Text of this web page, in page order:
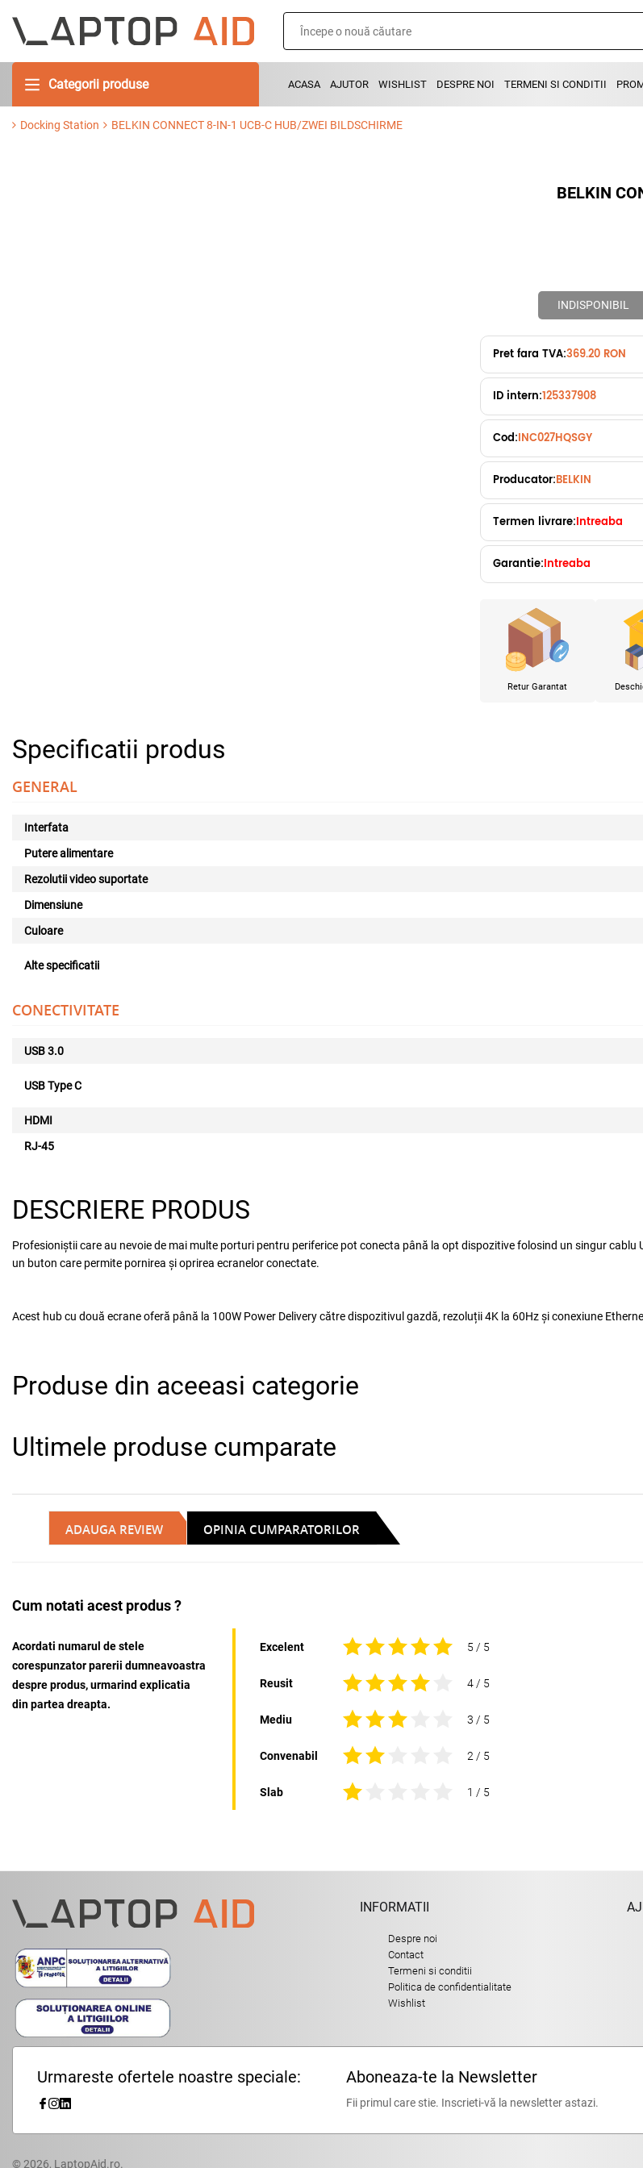
Categorii produse ACASA AJUTOR WISHLIST DESPRE NOI TERMENI SI CONDITII
Docking Station BELKIN CONNECT 8-IN-1 UCB-C HUB/ZWEI BILDSCHIRME
BELKIN
INDISPONIBIL
Pret fara TVA:369.20 RON
ID intern:125337908
Cod:INC027HQSGY
Producator:BELKIN
Termen livrare:Intreaba
Garantie:Intreaba
Retur Garantat
Specificatii produs
GENERAL
Interfata
Putere alimentare
Rezolutii video suportate
Dimensiune
Culoare
Alte specificatii
CONECTIVITATE
USB 3.0
USB Type C
HDMI
RJ-45
DESCRIERE PRODUS
Profesioniștii care au nevoie de mai multe porturi pentru periferice pot conecta până la opt dispozitive folosind un singur
un buton care permite pornirea și oprirea ecranelor conectate.
Acest hub cu două ecrane oferă până la 100W Power Delivery către dispozitivul gazdă, rezoluții 4K la 60Hz și conexiune
Produse din aceeasi categorie
Ultimele produse cumparate
ADAUGA REVIEW OPINIA CUMPARATORILOR
Cum notati acest produs ?
Acordati numarul de stele
corespunzator parerii dumneavoastra
despre produs, urmarind explicatia
din partea dreapta.
Excelent 5 / 5
Reusit 4 / 5
Mediu 3 / 5
Convenabil 2 / 5
Slab 1 / 5
INFORMATII
Despre noi
Contact
Termeni si conditii
Politica de confidentialitate
Wishlist
Urmareste ofertele noastre speciale: Aboneaza-te la Newsletter
Fii primul care stie. Inscrieti-vă la newsletter astazi.
© 2026, LaptopAid.ro.